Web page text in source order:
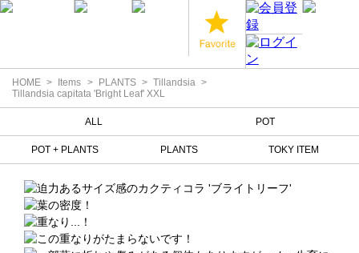
HOME Items PLANTS
Tillandsia
Tillandsia capitata 'Bright Leaf' XXL
ALL POT
POT + PLANTS PLANTS TOKY ITEM